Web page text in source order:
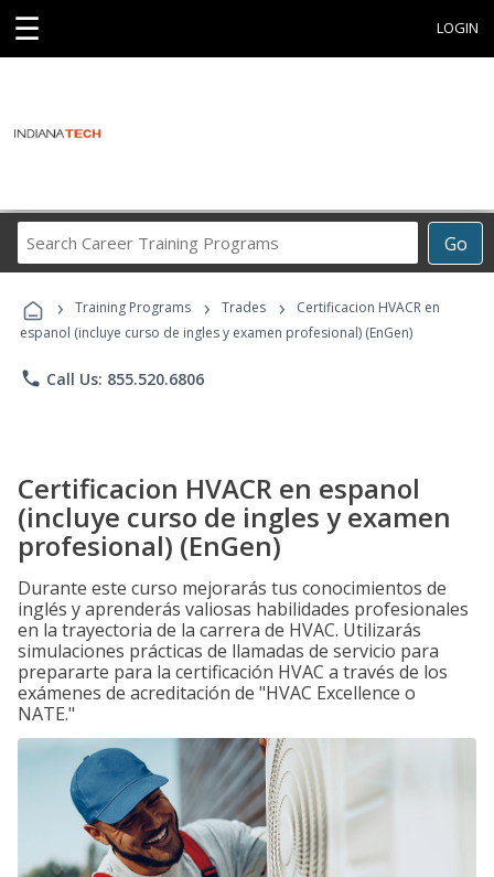
☰ LOGIN
Go
Career
Programs
› Training Programs › Trades ›
Certificacion HVACR en
espanol (incluye curso de ingles y examen profesional) (EnGen)
phone Call Us: 855.520.6806
Certificacion HVACR en espanol
(incluye curso de ingles y examen
profesional) (EnGen)
Durante este curso mejorarás tus conocimientos de
inglés y aprenderás valiosas habilidades profesionales
en la trayectoria de la carrera de HVAC. Utilizarás
simulaciones prácticas de llamadas de servicio para
prepararte para la certificación HVAC a través de los
exámenes de acreditación de "HVAC Excellence o
NATE."